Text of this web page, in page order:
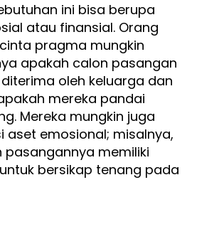
ini bisa berupa
atau finansial. Orang
pragma mungkin
apakah calon pasangan
oleh keluarga dan
mereka pandai
Mereka mungkin juga
aset emosional; misalnya,
pasangannya memiliki
bersikap tenang pada